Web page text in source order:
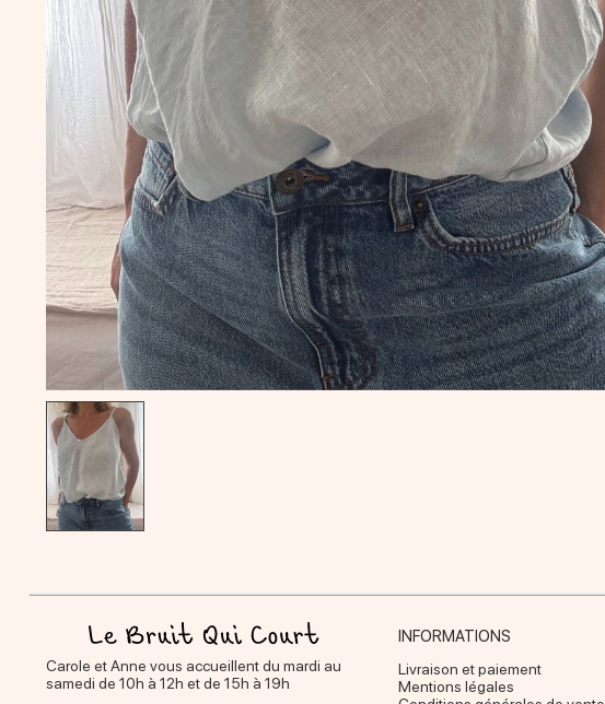
Carole et Anne vous accueillent du mardi au
samedi de 10h à 12h et de 15h à 19h
INFORMATIONS
Livraison et paiement
Mentions légales